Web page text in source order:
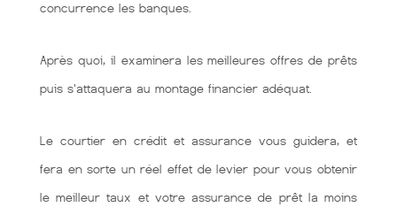
concurrence les banques.
Après quoi, il examinera les meilleures offres de prêts
puis s'attaquera au montage financier adéquat.
Le courtier en crédit et assurance vous guidera, et
fera en sorte un réel effet de levier pour vous obtenir
le meilleur taux et votre assurance de prêt la moins